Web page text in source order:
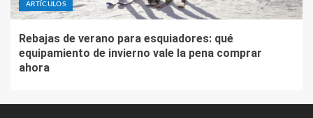
ARTÍCULOS
Rebajas de verano para esquiadores: qué
equipamiento de invierno vale la pena comprar
ahora